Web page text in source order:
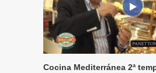
Cocina Mediterránea 2ª